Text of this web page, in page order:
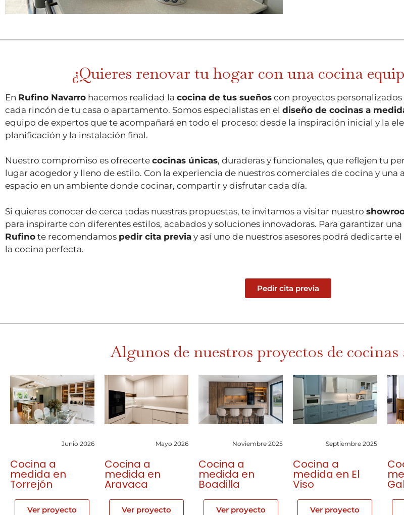
¿Quieres renovar tu hogar con una cocina
En Rufino Navarro hacemos realidad la cocina de tus sueños con proyectos
cada rincón de tu casa o apartamento. Somos especialistas en el diseño de cocinas a
equipo de expertos que te acompañará en todo el proceso: desde la inspiración inicial y la
planificación y la instalación final.
Nuestro compromiso es ofrecerte cocinas únicas, duraderas y funcionales, que reflejen tu
lugar acogedor y lleno de estilo. Con la experiencia de nuestros comerciales de cocina y
espacio en un ambiente donde cocinar, compartir y disfrutar cada día.
Si quieres conocer de cerca todas nuestras propuestas, te invitamos a visitar nuestro
para inspirarte con diferentes estilos, acabados y soluciones innovadoras. Para garantizar
Rufino te recomendamos pedir cita previa y así uno de nuestros asesores podrá dedicarte
la cocina perfecta.
Pedir cita previa
Algunos de nuestros proyectos de cocinas
Junio 2026
Cocina a
medida en
Torrejón
Ver proyecto
Mayo 2026
Cocina a
medida en
Aravaca
Ver proyecto
Noviembre 2025
Cocina a
medida en
Boadilla
Ver proyecto
Septiembre 2025
Cocina a
medida en El
Viso
Ver proyecto